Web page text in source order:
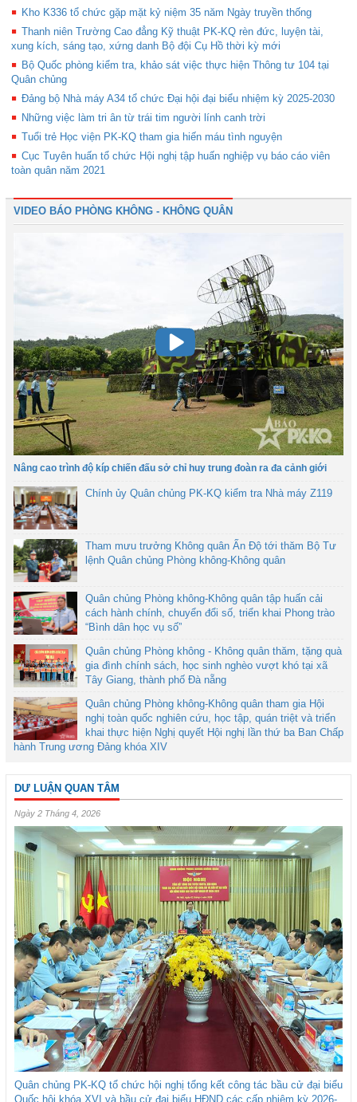
Kho K336 tổ chức gặp mặt kỷ niệm 35 năm Ngày truyền thống
Thanh niên Trường Cao đẳng Kỹ thuật PK-KQ rèn đức, luyện tài,
xung kích, sáng tạo, xứng danh Bộ đội Cụ Hồ thời kỳ mới
Bộ Quốc phòng kiểm tra, khảo sát việc thực hiện Thông tư 104 tại
Quân chủng
Đảng bộ Nhà máy A34 tổ chức Đại hội đại biểu nhiệm kỳ 2025-2030
Những việc làm tri ân từ trái tim người lính canh trời
Tuổi trẻ Học viện PK-KQ tham gia hiến máu tình nguyện
Cục Tuyên huấn tổ chức Hội nghị tập huấn nghiệp vụ báo cáo viên
toàn quân năm 2021
VIDEO BÁO PHÒNG KHÔNG - KHÔNG QUÂN
Nâng cao trình độ kíp chiến đấu sở chỉ huy trung đoàn ra đa cảnh giới
Chính ủy Quân chủng PK-KQ kiểm tra Nhà máy Z119
Tham mưu trưởng Không quân Ấn Độ tới thăm Bộ Tư
lệnh Quân chủng Phòng không-Không quân
Quân chủng Phòng không-Không quân tập huấn cải
cách hành chính, chuyển đổi số, triển khai Phong trào
“Bình dân học vụ số”
Quân chủng Phòng không - Không quân thăm, tặng quà
gia đình chính sách, học sinh nghèo vượt khó tại xã
Tây Giang, thành phố Đà nẵng
Quân chủng Phòng không-Không quân tham gia Hội
nghị toàn quốc nghiên cứu, học tập, quán triệt và triển
khai thực hiện Nghị quyết Hội nghị lần thứ ba Ban Chấp
hành Trung ương Đảng khóa XIV
DƯ LUẬN QUAN TÂM
Ngày 2 Tháng 4, 2026
Quân chủng PK-KQ tổ chức hội nghị tổng kết công tác bầu cử đại biểu
Quốc hội khóa XVI và bầu cử đại biểu HĐND các cấp nhiệm kỳ 2026-